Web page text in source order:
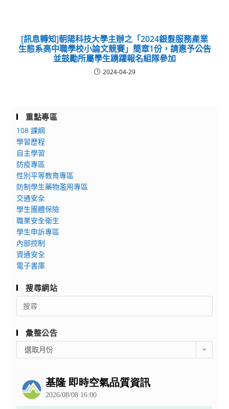
[訊息轉知]朝陽科技大學主辦之「2024銀髮服務產業
生態系高中職學校小論文競賽」簡章1份，請惠予公告
並鼓勵所屬學生踴躍報名組隊參加
2024-04-29
重點專區
108 課綱
學習歷程
自主學習
防疫專區
性別平等教育專區
防制學生藥物濫用專區
交通安全
學生團體保險
職業安全衛生
學生申訴專區
內部控制
資通安全
電子書庫
搜尋網站
Search
for:
彙整公告
整
選取月份